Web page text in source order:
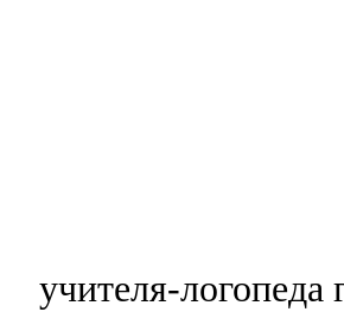
учителя-